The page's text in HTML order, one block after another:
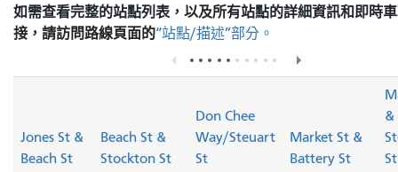
如需查看完整的站點列表，以及所有站點的詳細資訊和即時
接，請訪問路線頁面的“站點/描述”部分。
Jones St &
Beach St
Beach St &
Stockton St
Don Chee
Way/Steuart
St
Market St &
Battery St
&
St